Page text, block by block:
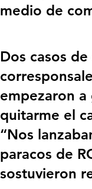
medio de
Dos casos
empezaron
quitarme el
“Nos
paracos de
sostuvieron